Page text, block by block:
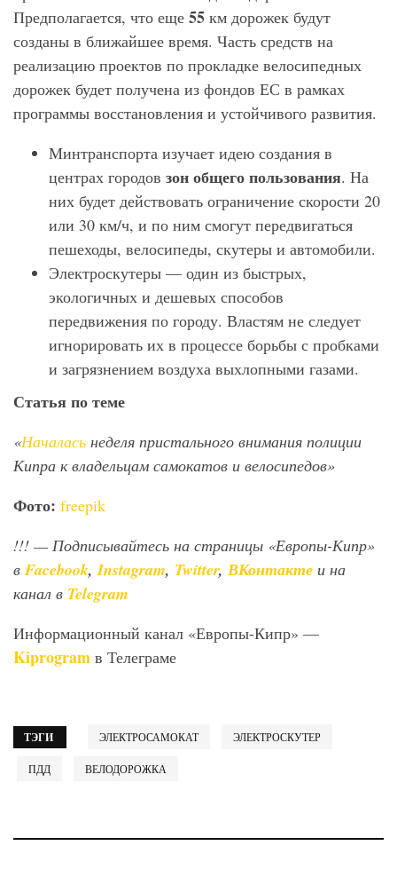
Предполагается, что еще 55 км дорожек будут
созданы в ближайшее время. Часть средств на
реализацию проектов по прокладке велосипедных
дорожек будет получена из фондов ЕС в рамках
программы восстановления и устойчивого развития.
Минтранспорта изучает идею создания в
центрах городов зон общего пользования. На
них будет действовать ограничение скорости 20
или 30 км/ч, и по ним смогут передвигаться
пешеходы, велосипеды, скутеры и автомобили.
Электроскутеры — один из быстрых,
экологичных и дешевых способов
передвижения по городу. Властям не следует
игнорировать их в процессе борьбы с пробками
и загрязнением воздуха выхлопными газами.
Статья по теме
«Началась неделя пристального внимания полиции
Кипра к владельцам самокатов и велосипедов»
Фото: freepik
!!! — Подписывайтесь на страницы «Европы-Кипр»
в Facebook,Instagram, Twitter, ВКонтакте и на
канал в Telegram
Информационный канал «Европы-Кипр» —
Kiprogram в Телеграме
ТЭГИ ЭЛЕКТРОСАМОКАТ ЭЛЕКТРОСКУТЕР
ПДД ВЕЛОДОРОЖКА